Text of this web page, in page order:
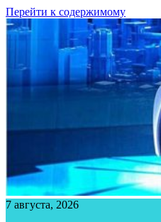
Перейти к содержимому
7 августа, 2026